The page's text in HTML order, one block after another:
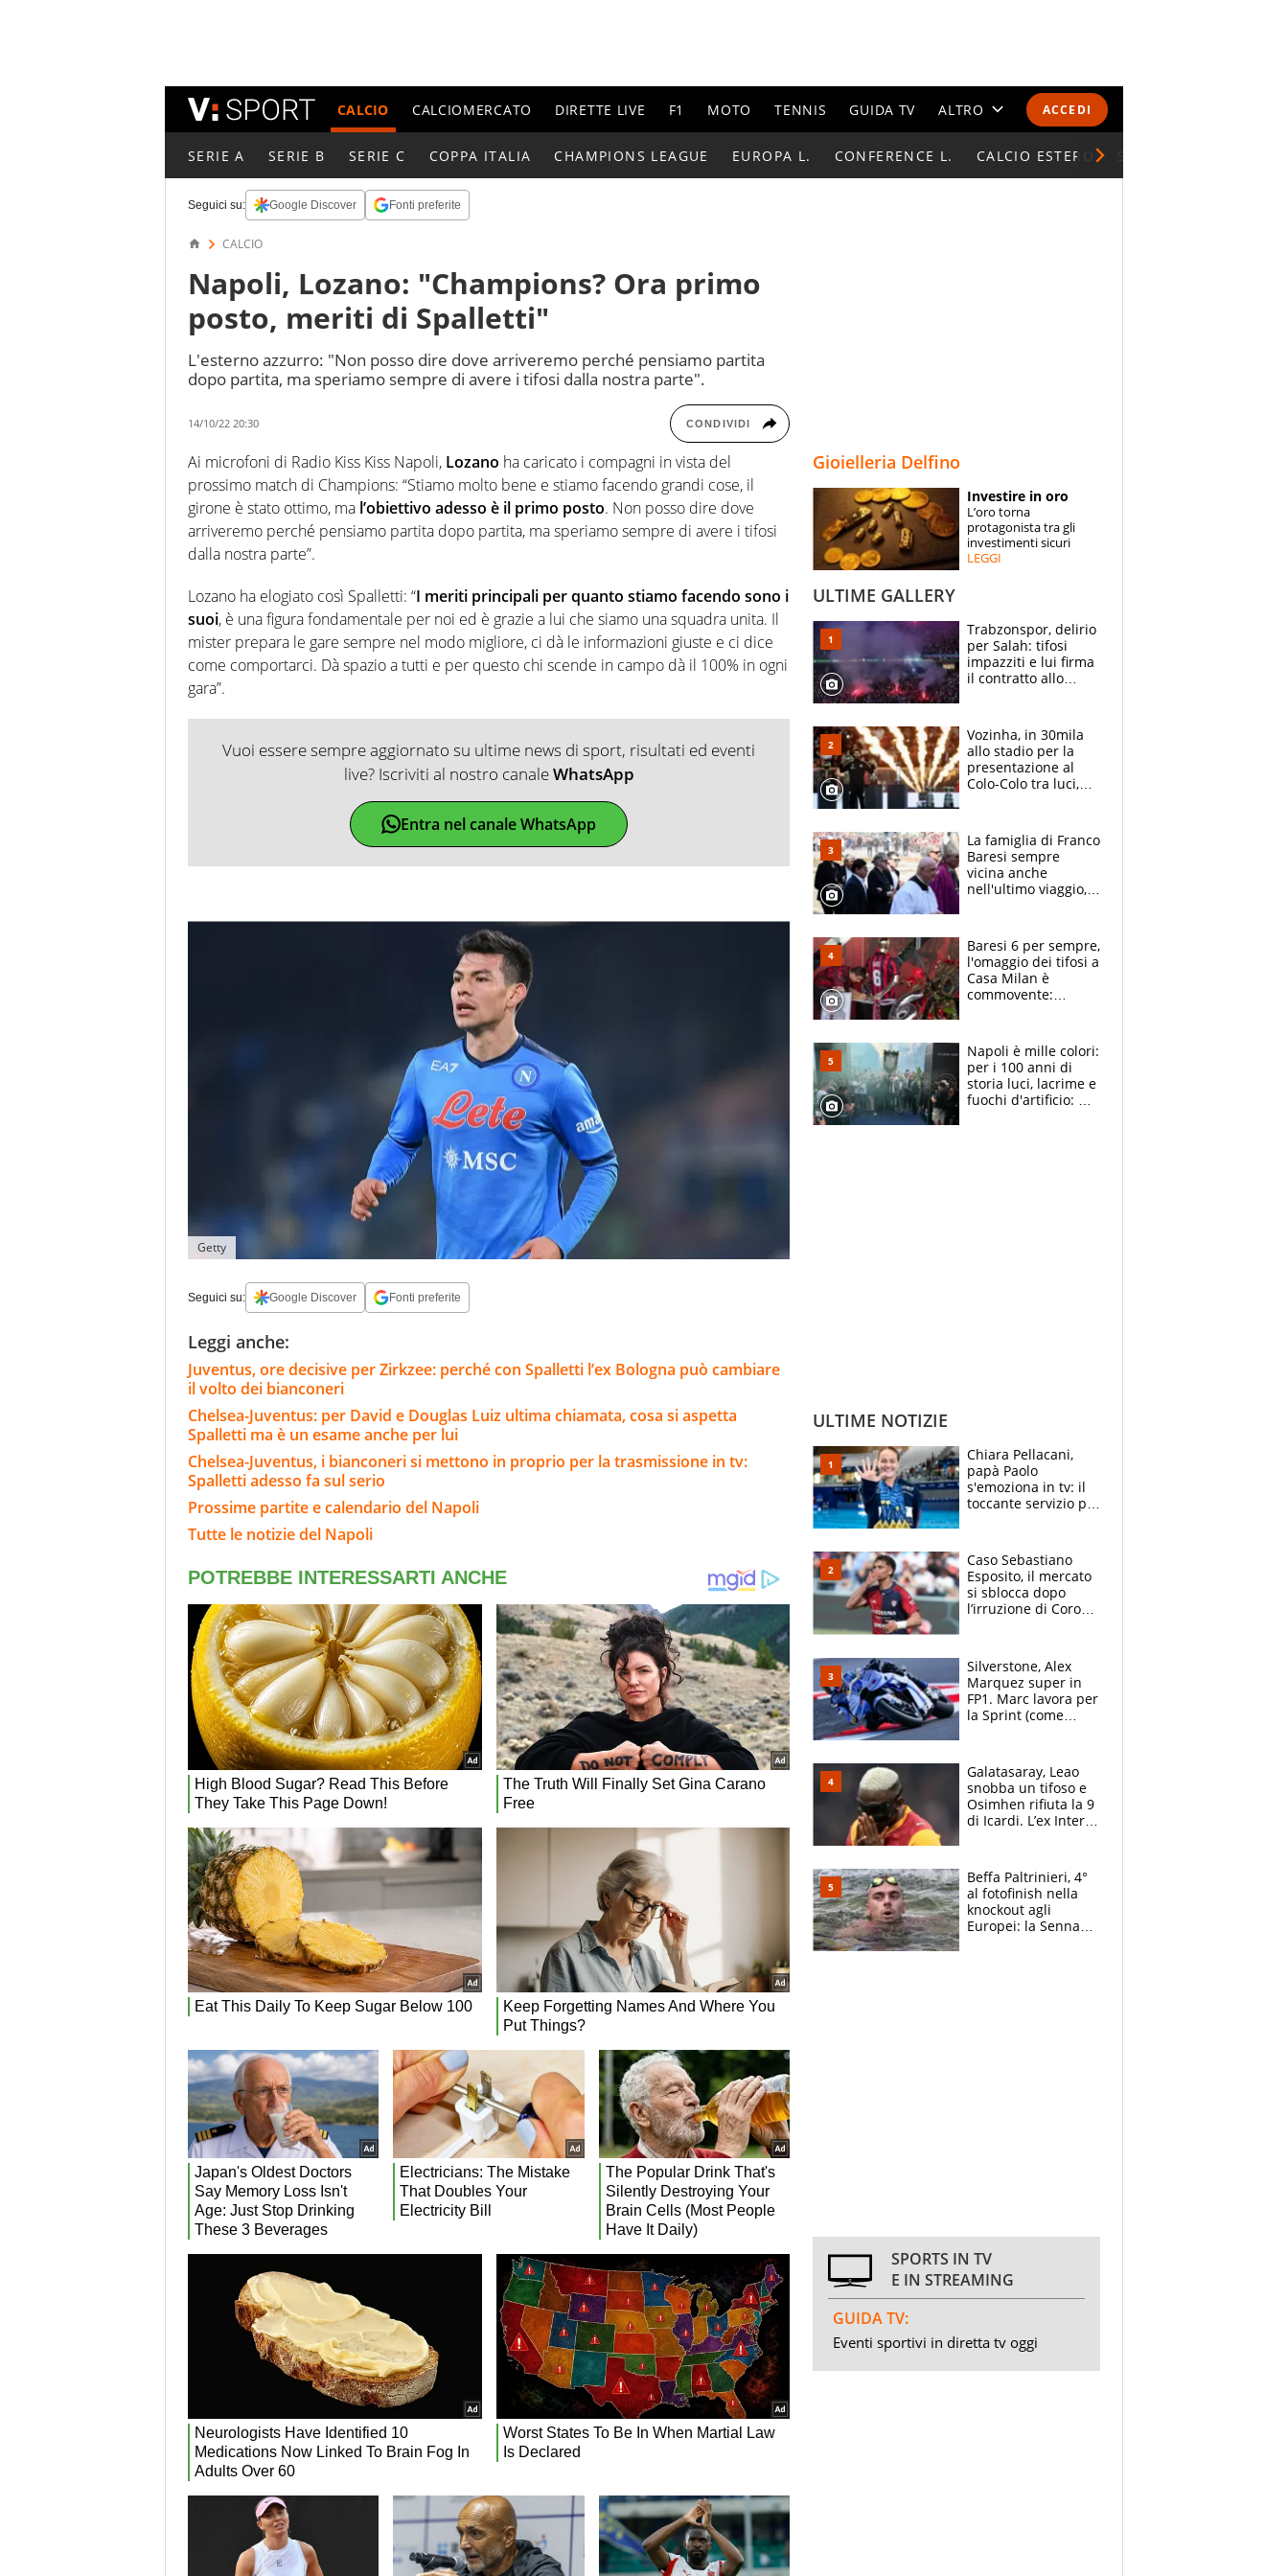
ACCEDI
CALCIO CALCIOMERCATO DIRETTE LIVE F1 MOTO TENNIS GUIDA TV ALTRO
CALENDARI E CLASSIFICHE
ESPERTI
CONTATTI
SERIE A SERIE B SERIE C COPPA ITALIA CHAMPIONS LEAGUE EUROPA L. CONFERENCE L. CALCIO ESTERO
Seguici su: Google Discover Fonti preferite
CALCIO
Napoli, Lozano: "Champions? Ora primo
posto, meriti di Spalletti"
L'esterno azzurro: "Non posso dire dove arriveremo perché pensiamo partita
dopo partita, ma speriamo sempre di avere i tifosi dalla nostra parte".
14/10/22 20:30 CONDIVIDI
Ai microfoni di Radio Kiss Kiss Napoli, Lozano ha caricato i compagni in vista del
prossimo match di Champions: “Stiamo molto bene e stiamo facendo grandi cose, il
girone è stato ottimo, ma l’obiettivo adesso è il primo posto. Non posso dire dove
arriveremo perché pensiamo partita dopo partita, ma speriamo sempre di avere i tifosi
dalla nostra parte”.
Lozano ha elogiato così Spalletti: “I meriti principali per quanto stiamo facendo sono i
suoi, è una figura fondamentale per noi ed è grazie a lui che siamo una squadra unita. Il
mister prepara le gare sempre nel modo migliore, ci dà le informazioni giuste e ci dice
come comportarci. Dà spazio a tutti e per questo chi scende in campo dà il 100% in ogni
gara”.
Vuoi essere sempre aggiornato su ultime news di sport, risultati ed eventi
live? Iscriviti al nostro canaleWhatsApp
Entra nel canale WhatsApp
Getty
Seguici su: Google Discover Fonti preferite
Leggi anche:
Juventus, ore decisive per Zirkzee: perché con Spalletti l’ex Bologna può cambiare
il volto dei bianconeri
Chelsea-Juventus: per David e Douglas Luiz ultima chiamata, cosa si aspetta
Spalletti ma è un esame anche per lui
Chelsea-Juventus, i bianconeri si mettono in proprio per la trasmissione in tv:
Spalletti adesso fa sul serio
Prossime partite e calendario del Napoli
Tutte le notizie del Napoli
Gioielleria Delfino
Investire in oro
L’oro torna
protagonista tra gli
investimenti sicuri
LEGGI
ULTIME GALLERY
Trabzonspor, delirio
per Salah: tifosi
impazziti e lui firma
il contratto allo
Vozinha, in 30mila
allo stadio per la
presentazione al
Colo-Colo tra luci,
La famiglia di Franco
Baresi sempre
vicina anche
nell'ultimo viaggio,
circondati
dall'affetto dei tifosi
Baresi 6 per sempre,
l'omaggio dei tifosi a
Casa Milan è
commovente:
bigliettini
Napoli è mille colori:
per i 100 anni di
storia luci, lacrime e
fuochi d'artificio: De
ULTIME NOTIZIE
Chiara Pellacani,
papà Paolo
s'emoziona in tv: il
toccante servizio per
Caso Sebastiano
Esposito, il mercato
si sblocca dopo
l’irruzione di Corona
due big
Silverstone, Alex
Marquez super in
FP1. Marc lavora per
la Sprint (come
Galatasaray, Leao
snobba un tifoso e
Osimhen rifiuta la 9
di Icardi. L’ex Inter
Beffa Paltrinieri, 4°
al fotofinish nella
knockout agli
Europei: la Senna
SPORTS IN TV
E IN STREAMING
GUIDA TV:
Eventi sportivi in diretta tv oggi